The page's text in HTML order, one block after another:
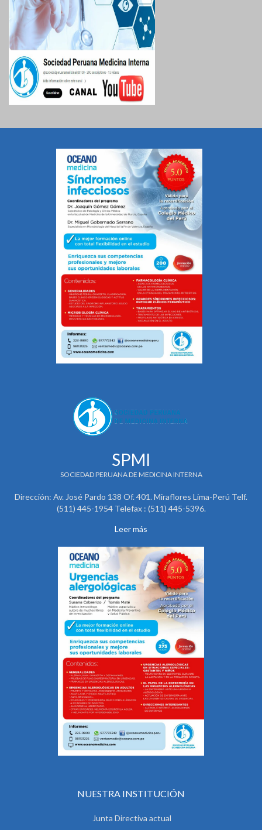
SPMI
SOCIEDAD PERUANA DE MEDICINA INTERNA
Dirección: Av. José Pardo 138 Of. 401. Miraflores Lima-Perú Telf.
(511) 445-1954 Telefax : (511) 445-5396.
Leer más
NUESTRA INSTITUCIÓN
Junta Directiva actual